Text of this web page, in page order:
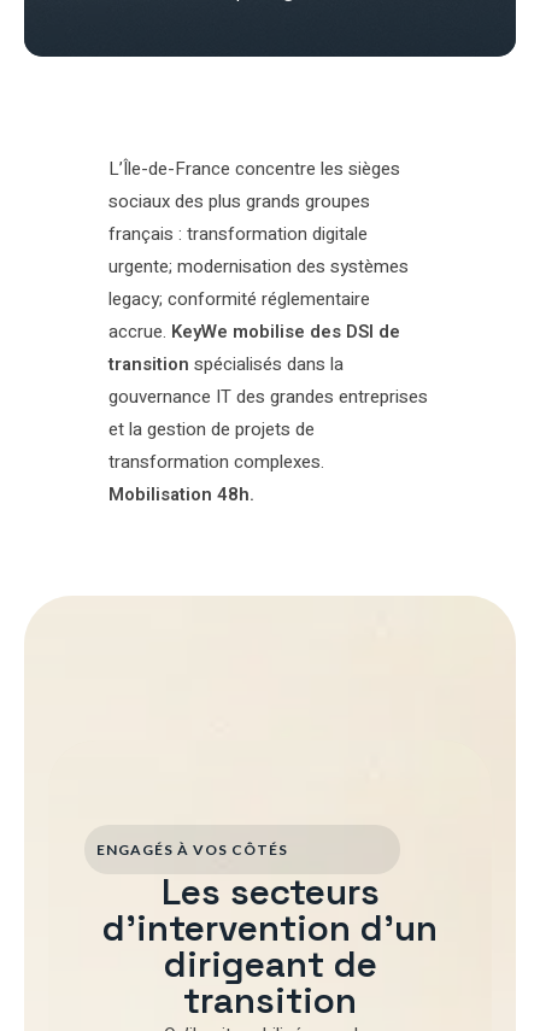
L’Île-de-France concentre les sièges
sociaux des plus grands groupes
français : transformation digitale
urgente; modernisation des systèmes
legacy; conformité réglementaire
accrue. KeyWe mobilise des DSI de
transition spécialisés dans la
gouvernance IT des grandes entreprises
et la gestion de projets de
transformation complexes.
Mobilisation 48h.
ENGAGÉS À VOS CÔTÉS
Les secteurs
d'intervention d'un
dirigeant de
transition